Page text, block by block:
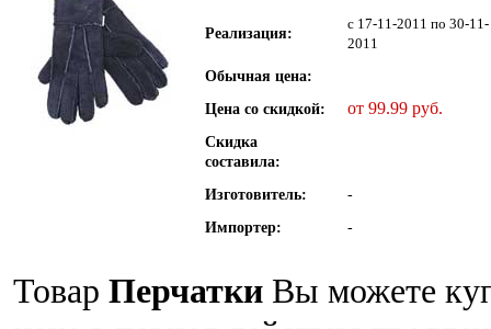
Реализация:
c 17-11-2011 по 30-11-
2011
Обычная цена:
Цена со скидкой:
от 99.99 руб.
Скидка
составила:
Изготовитель:
-
Импортер:
-
Товар Перчатки Вы можете